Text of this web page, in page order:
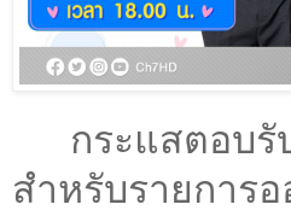
กระแสต
สำหรับรายการ